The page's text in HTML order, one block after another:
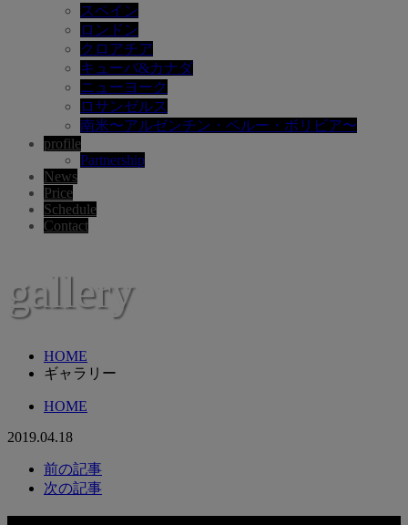
スペイン
ロンドン
クロアチア
キューバ&カナダ
ニューヨーク
ロサンゼルス
南米〜アルゼンチン・ペルー・ボリビア〜
profile
Partnership
News
Price
Schedule
Contact
gallery
HOME
ギャラリー
HOME
2019.04.18
前の記事
次の記事